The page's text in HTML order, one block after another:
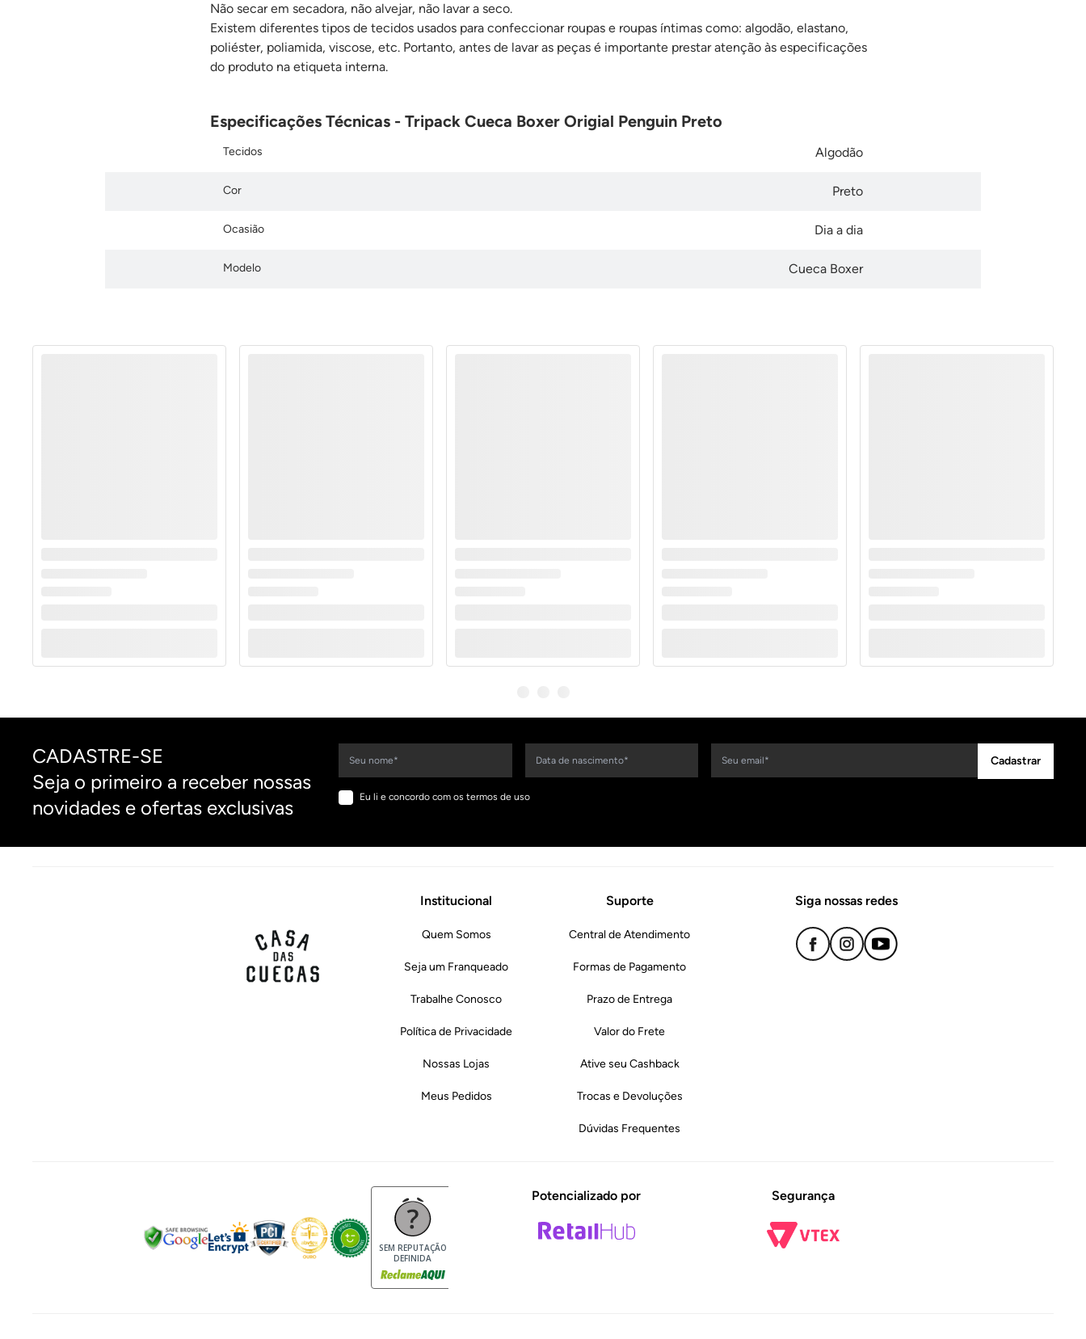
Não secar em secadora, não alvejar, não lavar a seco.
Existem diferentes tipos de tecidos usados para confeccionar roupas e roupas íntimas como: algodão, elastano,
poliéster, poliamida, viscose, etc. Portanto, antes de lavar as peças é importante prestar atenção às especificações
do produto na etiqueta interna.
Especificações Técnicas - Tripack Cueca Boxer Origial Penguin Preto
Tecidos Algodão
Cor Preto
Ocasião Dia a dia
Modelo Cueca Boxer
CADASTRE-SE
Seja o primeiro a receber nossas
novidades e ofertas exclusivas
Eu li e concordo com os termos de uso
Cadastrar
Institucional
Quem Somos
Seja um Franqueado
Trabalhe Conosco
Política de Privacidade
Nossas Lojas
Meus Pedidos
Suporte
Central de Atendimento
Formas de Pagamento
Prazo de Entrega
Valor do Frete
Ative seu Cashback
Trocas e Devoluções
Dúvidas Frequentes
Siga nossas redes
SEM REPUTAÇÃO
DEFINIDA
Potencializado por Segurança